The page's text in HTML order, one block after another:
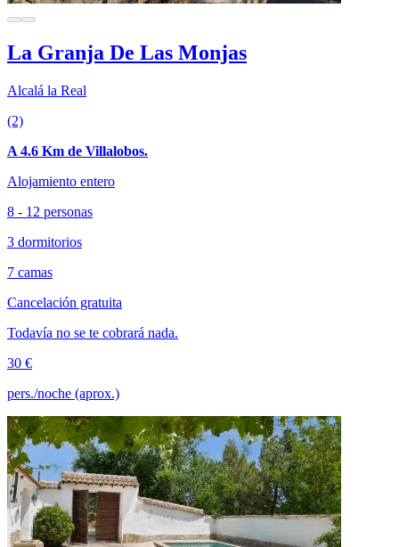
La Granja De Las Monjas
Alcalá la Real
(2)
A 4.6 Km de Villalobos.
Alojamiento entero
8 - 12 personas
3 dormitorios
7 camas
Cancelación gratuita
Todavía no se te cobrará nada.
30 €
pers./noche (aprox.)